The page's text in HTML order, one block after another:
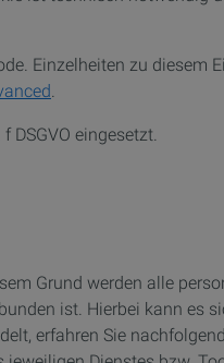
Einzelheiten zu diesem
.
DSGVO eingesetzt.
Grund werden alle
ist. Hierbei kann es
erfahren Sie